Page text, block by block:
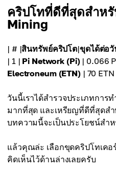
กำไรรายเดือน
ขุดได้ต่อวัน
291.23091761 RVN
กำไรรายเดือน
~ 127 $
สินทรัพย์คริปโต
Bitcoin (BTC)
ขุดได้ต่อวัน
0.00015719 BTC
~ 233 $
คริปโทที่ดีที่สุดสำห
Mining
| # |สินทรัพย์คริปโต|ขุดได้ต่อ
| 1 | Pi Network (Pi)| 0.066
Electroneum (ETN)| 70 ETN
วันนี้เราได้สำรวจประเภทการ
มากที่สุด และเหรียญที่ดีที่สุดส
บทความนี้จะเป็นประโยชน์สำ
แล้วคุณล่ะ เลือกขุดคริปโทเคอ
คิดเห็นไว้ด้านล่างเลยครับ